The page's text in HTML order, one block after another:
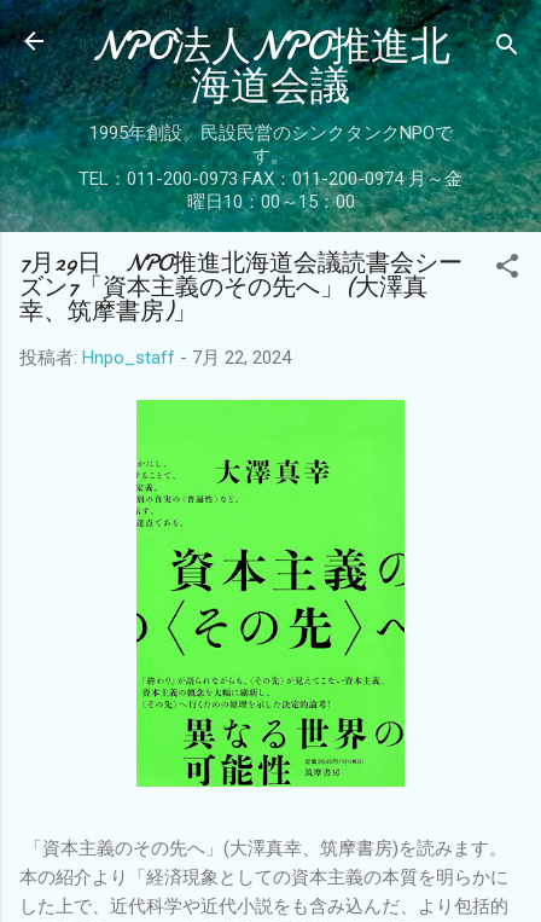
スキップしてメイン コンテンツに移動
NPO法人NPO推進北
海道会議
1995年創設。民設民営のシンクタンクNPOで
す。
TEL：011-200-0973 FAX：011-200-0974 月～金
曜日10：00～15：00
7月29日 NPO推進北海道会議読書会シー
ズン7「資本主義のその先へ」(大澤真
幸、筑摩書房)」
投稿者: Hnpo_staff - 7月 22, 2024
「資本主義のその先へ」(大澤真幸、筑摩書房)を読みます。
本の紹介より「経済現象としての資本主義の本質を明らかに
した上で、近代科学や近代小説をも含み込んだ、より包括的